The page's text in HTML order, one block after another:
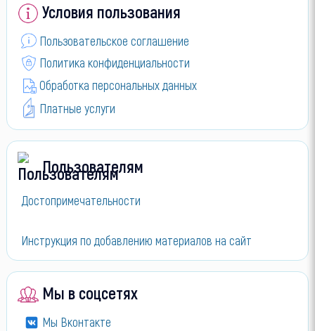
Условия пользования
Пользовательское соглашение
Политика конфиденциальности
Обработка персональных данных
Платные услуги
Пользователям
Достопримечательности
Инструкция по добавлению материалов на сайт
Мы в соцсетях
Мы Вконтакте